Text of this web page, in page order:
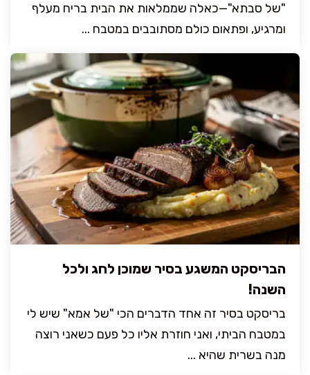
"של סבתא"—כאלה שממלאות את הבית בריח מעלף
ומרגיע, ופתאום כולם מסתובבים במטבח ...
הבריסקט המשגע בסיר שמוכן לחג ולכל
השנה!
בריסקט בסיר זה אחד הדברים הכי "של אמא" שיש לי
במטבח הביתי, ואני חוזרת אליו כל פעם כשאני רוצה
מנה בשרית שהיא ...